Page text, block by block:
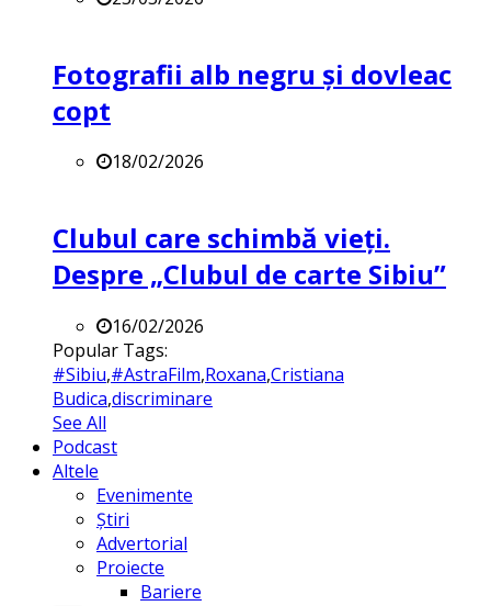
Fotografii alb negru și dovleac
copt
18/02/2026
Clubul care schimbă vieți.
Despre „Clubul de carte Sibiu”
16/02/2026
Popular Tags:
#Sibiu,#AstraFilm,Roxana,Cristiana
Budica,discriminare
See All
Podcast
Altele
Evenimente
Știri
Advertorial
Proiecte
Bariere